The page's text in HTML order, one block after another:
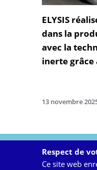
ELYSIS
dans la
avec la
inerte grâce
13 novembre
Back
Respect de
Ce site web